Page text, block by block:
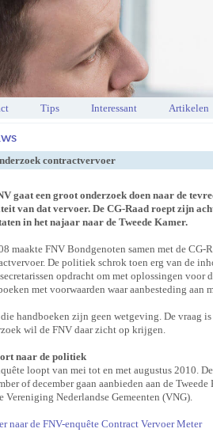
Tips Interessant Artikelen
contractvervoer
gaat een groot onderzoek doen naar de
van dat vervoer. De CG-Raad roept zijn
in het najaar naar de Tweede Kamer.
maakte FNV Bondgenoten samen met de
De politiek schrok toen erg van de
opdracht om met oplossingen
met voorwaarden waar aanbesteding aan
handboeken zijn geen wetgeving. De vraag
wil de FNV daar zicht op krijgen.
naar de politiek
loopt van mei tot en met augustus 2010.
of december gaan aanbieden aan de
Vereniging Nederlandse Gemeenten (VNG).
naar de FNV-enquête Contract Vervoer Meter